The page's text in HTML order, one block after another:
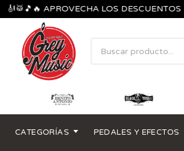
🎻🥁🎵🔥 APROVECHA LOS DESCUENTOS
CATEGORÍAS PEDALES Y EFECTOS